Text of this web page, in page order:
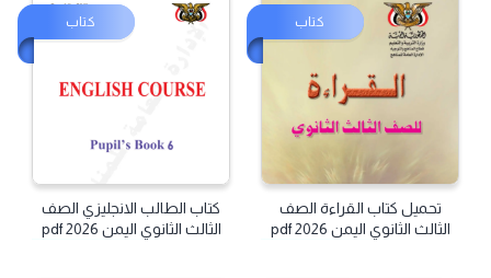
كتاب
تحميل كتاب القراءة الصف
الثالث الثانوي اليمن pdf 2026
كتاب
كتاب الطالب الانجليزي الصف
الثالث الثانوي اليمن pdf 2026